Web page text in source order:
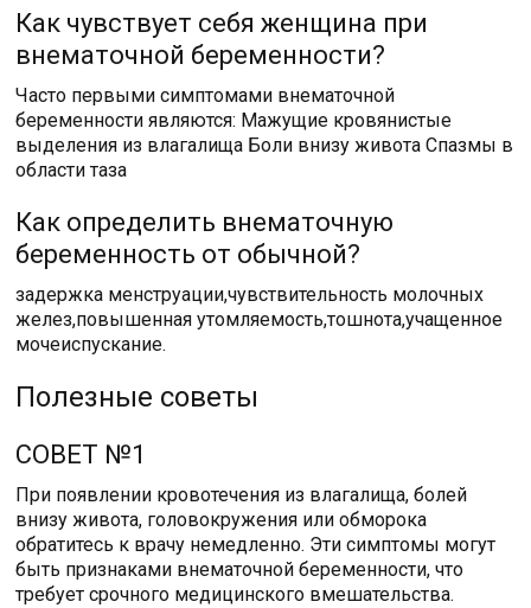
Как чувствует себя женщина при
внематочной беременности?
Часто первыми симптомами внематочной
беременности являются: Мажущие кровянистые
выделения из влагалища Боли внизу живота Спазмы в
области таза
Как определить внематочную
беременность от обычной?
задержка менструации,чувствительность молочных
желез,повышенная утомляемость,тошнота,учащенное
мочеиспускание.
Полезные советы
СОВЕТ №1
При появлении кровотечения из влагалища, болей
внизу живота, головокружения или обморока
обратитесь к врачу немедленно. Эти симптомы могут
быть признаками внематочной беременности, что
требует срочного медицинского вмешательства.